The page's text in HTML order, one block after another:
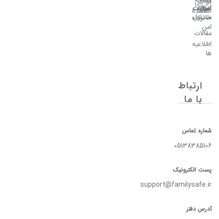
اصلی
امکانات
خانواده
امن
مقالات
اطلاعیه
ها
امن
استفاده
سوالات
متداول
ارتباط
با ما
شماره تماس
05138385106
پست الکترونیک
support@familysafe.ir
آدرس دفتر